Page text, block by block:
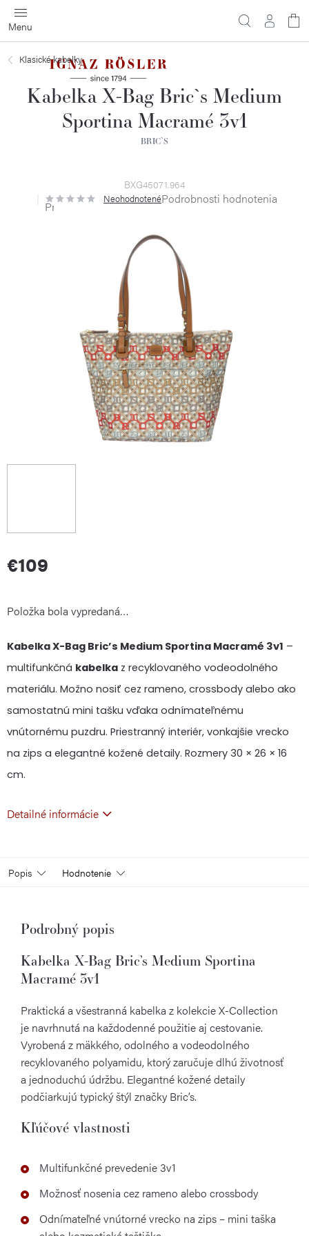
Prejsť
na
obsah
Klasické kabelky
Kabelka X-Bag Bric`s Medium
Sportina Macramé 3v1
BRIC`S
BXG45071.964
Priemerné
hodnotenie
NeohodnotenéPodrobnosti hodnotenia
€109
Jednotková
cena:
Položka bola vypredaná…
Kabelka X-Bag Bric’s Medium Sportina Macramé 3v1 –
multifunkčná kabelka z recyklovaného vodeodolného
materiálu. Možno nosiť cez rameno, crossbody alebo ako
samostatnú mini tašku vďaka odnímateľnému
vnútornému puzdru. Priestranný interiér, vonkajšie vrecko
na zips a elegantné kožené detaily. Rozmery 30 × 26 × 16
cm.
Detailné informácie
Popis Hodnotenie
Podrobný popis
Kabelka X-Bag Bric’s Medium Sportina
Macramé 3v1
Praktická a všestranná kabelka z kolekcie X-Collection
je navrhnutá na každodenné použitie aj cestovanie.
Vyrobená z mäkkého, odolného a vodeodolného
recyklovaného polyamidu, ktorý zaručuje dlhú životnosť
a jednoduchú údržbu. Elegantné kožené detaily
podčiarkujú typický štýl značky Bric’s.
Kľúčové vlastnosti
Multifunkčné prevedenie 3v1
Možnosť nosenia cez rameno alebo crossbody
Odnímateľné vnútorné vrecko na zips – mini taška